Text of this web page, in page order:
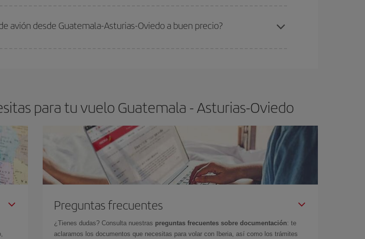
avión desde Guatemala-Asturias-Oviedo a buen precio?
para tu vuelo Guatemala - Asturias-Oviedo
Preguntas frecuentes
¿Tienes dudas? Consulta nuestras preguntas frecuentes sobre documentación: te
aclaramos los documentos que necesitas para volar con Iberia, así como los trámites